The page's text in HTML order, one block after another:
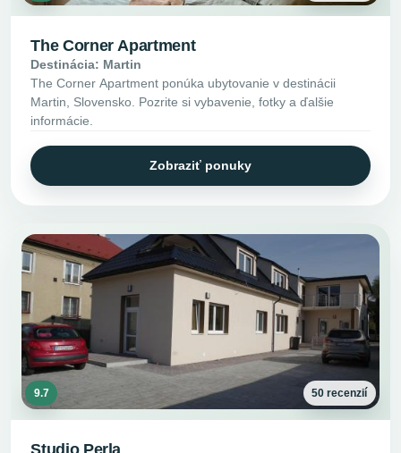
The Corner Apartment
Destinácia: Martin
The Corner Apartment ponúka ubytovanie v destinácii
Martin, Slovensko. Pozrite si vybavenie, fotky a ďalšie
informácie.
Zobraziť ponuky
9.7 50 recenzií
Studio Perla